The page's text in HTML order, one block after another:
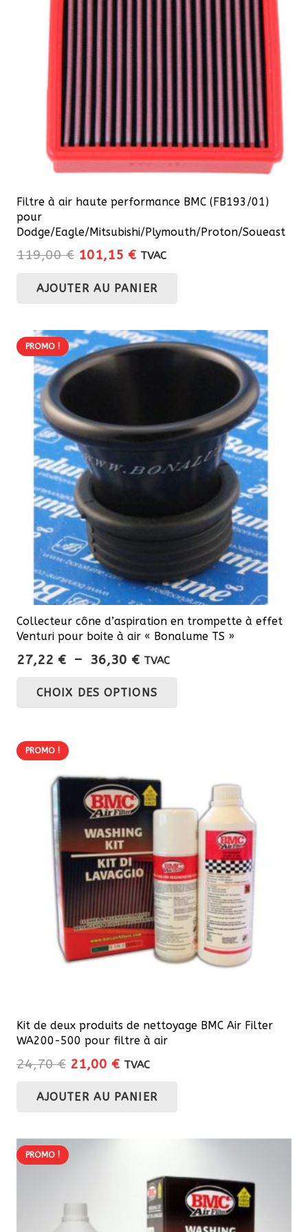
Filtre à air haute performance BMC (FB193/01)
pour
Dodge/Eagle/Mitsubishi/Plymouth/Proton/Soueast
119,00€ Le
initial
101,15 €Le
actuel
TVAC
AJOUTER AU PANIER
PROMO !
Collecteur cône d’aspiration en trompette à effet
Venturi pour boite à air « Bonalume TS »
27,22 € – 36,30 €Plage
prix :
TVAC
CHOIX DES OPTIONS
options
peuvent
être
choisies
sur
la
page
du
produit
PROMO !
Kit de deux produits de nettoyage BMC Air Filter
WA200-500 pour filtre à air
24,70€ Le
initial
24,70 €.
21,00 €Le
actuel
TVAC
AJOUTER AU PANIER
PROMO !